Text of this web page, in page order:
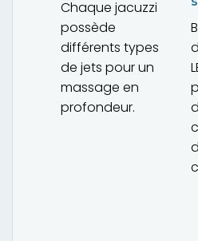
Chaque jacuzzi
possède
différents types
de jets pour un
massage en
profondeur.